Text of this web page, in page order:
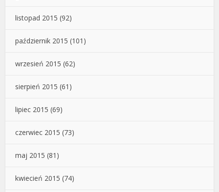
listopad 2015 (92)
październik 2015 (101)
wrzesień 2015 (62)
sierpień 2015 (61)
lipiec 2015 (69)
czerwiec 2015 (73)
maj 2015 (81)
kwiecień 2015 (74)